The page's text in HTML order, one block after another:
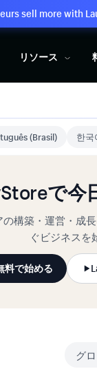
sell more with
リソース
(Brasil) 한국
で今
構築・運営・成
ぐビジネスを
料で始める
グ